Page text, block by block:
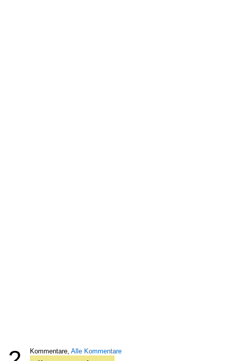
Kommentare, Alle Kommentare